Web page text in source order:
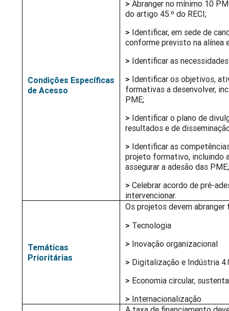
Condições Específicas
de Acesso
>Abranger no mínimo 10
do artigo 45.º do RECI;
> Identificar, em sede de
conforme previsto na alínea
> Identificar as
> Identificar os objetivos,
formativas a desenvolver,
PME;
> Identificar o plano de
resultados e de
> Identificar as
projeto formativo, incluindo
assegurar a adesão das PME;
>Celebrar acordo de pré-
intervencionar.
Temáticas
Prioritárias
Os projetos devem
> Tecnologia
> Inovação organizacional
> Digitalização e Indústria
> Economia circular,
> Internacionalização